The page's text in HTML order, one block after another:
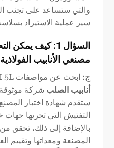
والتي ستساعد على تجنب
سير عملية الاستيراد
السؤال 1: كيف
مصنعي الأنابيب
ج: ابحث عن مواصفات API 5L ومعايير ISO. أ
أنابيب الصلب
بالإضافة إلى ذلك، تحقق من
المصنعة ومعداتها وتقييم